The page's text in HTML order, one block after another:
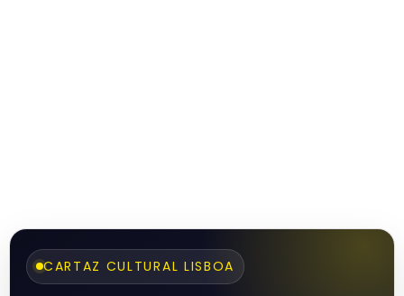
CARTAZ CULTURAL LISBOA